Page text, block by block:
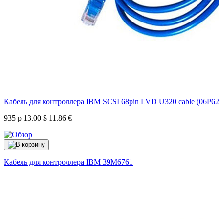
Кабель для контроллера IBM SCSI 68pin LVD U320 cable
935 р 13.00 $ 11.86 €
Кабель для контроллера IBM 39M6761